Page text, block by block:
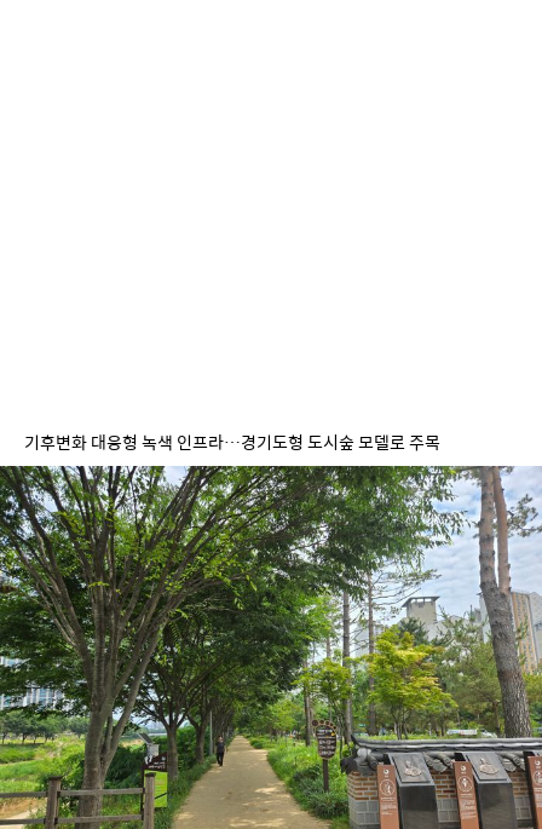
기후변화 대응형 녹색 인프라…경기도형 도시숲 모델로 주목